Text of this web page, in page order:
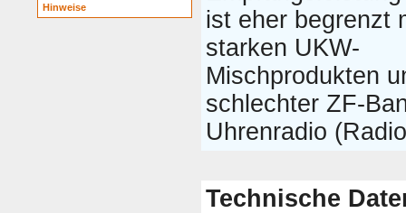
Hinweise
ist eher begrenzt
starken UKW-
Mischprodukten
schlechter ZF-
Uhrenradio
Technische